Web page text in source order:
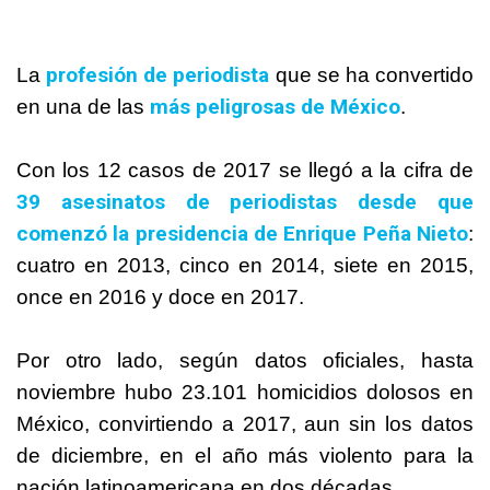
La profesión de periodista que se ha convertido
en una de las más peligrosas de México.
Con los 12 casos de 2017 se llegó a la cifra de
39 asesinatos de periodistas desde que
comenzó la presidencia de Enrique Peña Nieto:
cuatro en 2013, cinco en 2014, siete en 2015,
once en 2016 y doce en 2017.
Por otro lado, según datos oficiales, hasta
noviembre hubo 23.101 homicidios dolosos en
México, convirtiendo a 2017, aun sin los datos
de diciembre, en el año más violento para la